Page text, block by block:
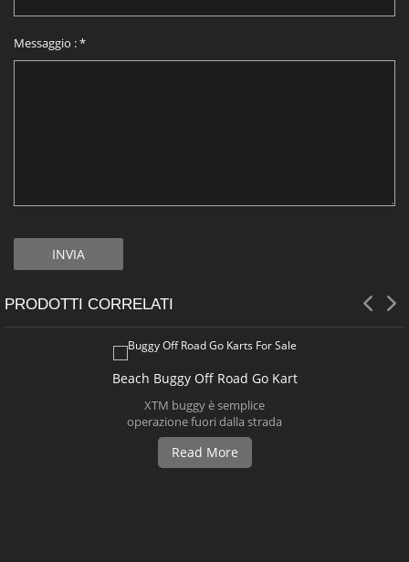
Messaggio :*
PRODOTTI CORRELATI
Beach Buggy Off Road Go Kart
XTM buggy è semplice
operazione fuori dalla strada
vanno kart. Questo
passeggino è adatto per
l'adulto. Buggy progettato
Read More